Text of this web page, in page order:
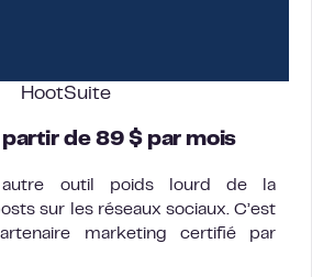
HootSuite
de 89 $ par mois
outil poids lourd de la
sur les réseaux sociaux. C’est
marketing certifié par